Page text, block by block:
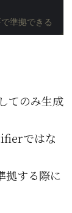
準拠できる
てのみ生成
ではな
する際に